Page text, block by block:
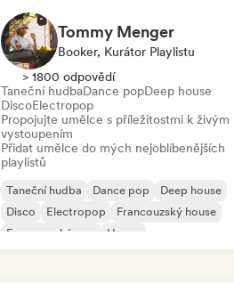
Tommy Menger
Booker, Kurátor Playlistu
> 1800 odpovědí
Taneční hudbaDance popDeep house
DiscoElectropop
Propojujte umělce s příležitostmi k živým
vystoupením
Přidat umělce do mých nejoblíbenějších
playlistů
Taneční hudba Dance pop
Deep house
Disco
Electropop
Francouzský house
Francouzský pop
House